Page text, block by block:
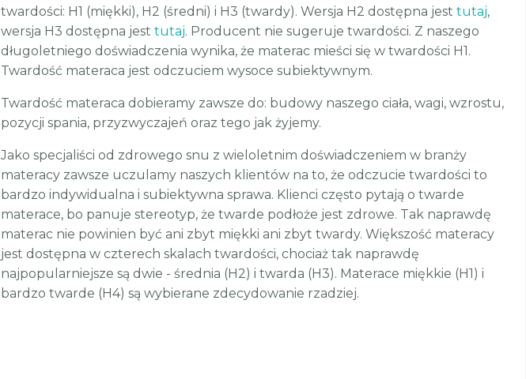
twardości: H1 (miękki), H2 (średni) i H3 (twardy). Wersja H2 dostępna jest tutaj,
wersja H3 dostępna jest tutaj. Producent nie sugeruje twardości. Z naszego
długoletniego doświadczenia wynika, że materac mieści się w twardości H1.
Twardość materaca jest odczuciem wysoce subiektywnym.
Twardość materaca dobieramy zawsze do: budowy naszego ciała, wagi, wzrostu,
pozycji spania, przyzwyczajeń oraz tego jak żyjemy.
Jako specjaliści od zdrowego snu z wieloletnim doświadczeniem w branży
materacy zawsze uczulamy naszych klientów na to, że odczucie twardości to
bardzo indywidualna i subiektywna sprawa. Klienci często pytają o twarde
materace, bo panuje stereotyp, że twarde podłoże jest zdrowe. Tak naprawdę
materac nie powinien być ani zbyt miękki ani zbyt twardy. Większość materacy
jest dostępna w czterech skalach twardości, chociaż tak naprawdę
najpopularniejsze są dwie - średnia (H2) i twarda (H3). Materace miękkie (H1) i
bardzo twarde (H4) są wybierane zdecydowanie rzadziej.